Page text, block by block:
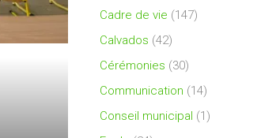
Cadre de vie (147)
Calvados (42)
Cérémonies (30)
Communication (14)
Conseil municipal (1)